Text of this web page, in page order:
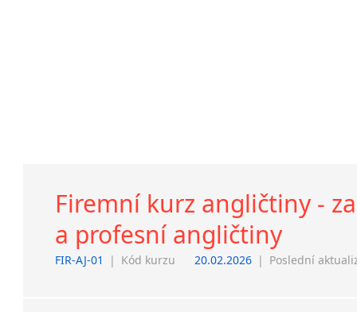
Firemní kurz angličtiny -
a profesní angličtiny
FIR-AJ-01 | Kód kurzu 20.02.2026 | Poslední